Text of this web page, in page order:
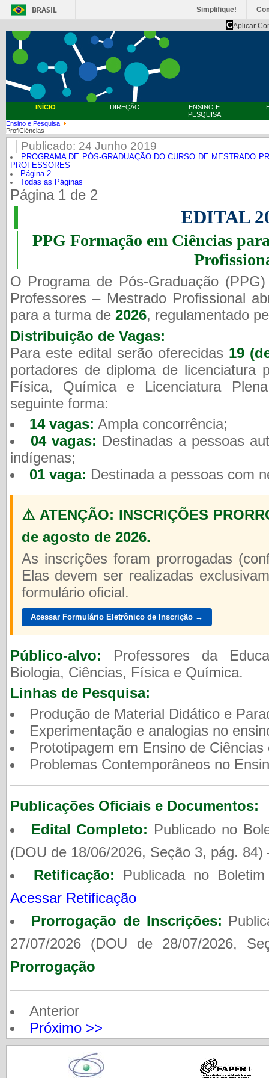
BRASIL Simplifique!
CAplicar
INÍCIO DIREÇÃO
ENSINO E
PESQUISA
Ensino e Pesquisa
ProfiCiências
Publicado: 24 Junho 2019
PROGRAMA DE PÓS-GRADUAÇÃO DO CURSO DE MESTRADO
PROFESSORES
Página 2
Todas as Páginas
Página 1 de 2
EDITAL
PPG Formação em Ciências
O Programa de Pós-Graduação
Professores – Mestrado Profissional
para a turma de 2026, regulamentado
Distribuição de Vagas:
Para este edital serão oferecidas 19
portadores de diploma de licenciatura
Física, Química e Licenciatura
seguinte forma:
14 vagas: Ampla concorrência;
04 vagas: Destinadas a pessoas
indígenas;
01 vaga: Destinada a pessoas com
⚠️ ATENÇÃO: INSCRIÇÕES
de agosto de 2026.
As inscrições foram prorrogadas
Elas devem ser realizadas
formulário oficial.
Acessar Formulário Eletrônico de Inscrição →
Público-alvo: Professores da
Biologia, Ciências, Física e Química.
Linhas de Pesquisa:
Produção de Material Didático e
Experimentação e analogias no
Prototipagem em Ensino de
Problemas Contemporâneos no
Publicações Oficiais e Documentos:
Edital Completo: Publicado no
(DOU de 18/06/2026, Seção 3, pág.
Retificação: Publicada no
Acessar Retificação
Prorrogação de Inscrições:
27/07/2026 (DOU de 28/07/2026,
Prorrogação
Anterior
Próximo >>